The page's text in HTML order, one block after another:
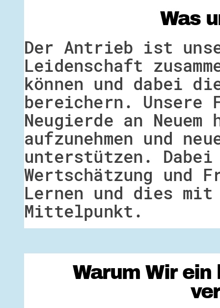
Was
Der Antrieb ist
Leidenschaft
können und dabei
bereichern. Unsere
Neugierde an
aufzunehmen und
unterstützen.
Wertschätzung und
Lernen und dies
Mittelpunkt.
Warum Wir